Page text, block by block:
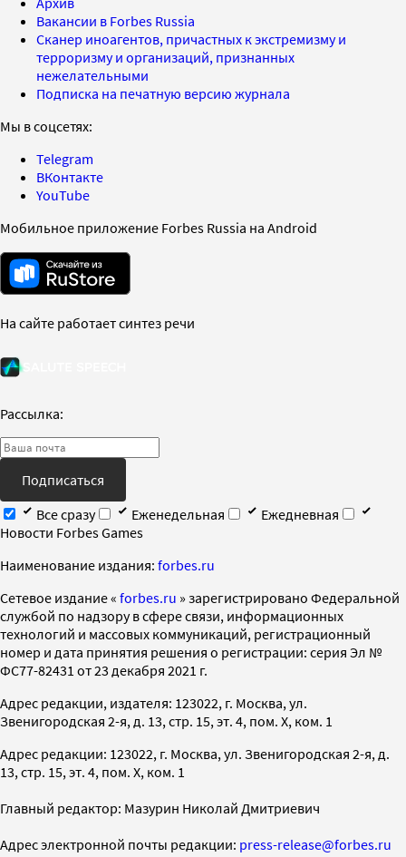
Вакансии в Forbes Russia
Сканер иноагентов, причастных к экстремизму и
терроризму и организаций, признанных
нежелательными
Подписка на печатную версию журнала
Мы в соцсетях:
Telegram
ВКонтакте
YouTube
Мобильное приложение Forbes Russia на Android
На сайте работает синтез речи
Рассылка:
Подписаться
Все сразу
Еженедельная
Ежедневная
Новости Forbes Games
Наименование издания: forbes.ru
Cетевое издание « forbes.ru » зарегистрировано Федеральной
службой по надзору в сфере связи, информационных
технологий и массовых коммуникаций, регистрационный
номер и дата принятия решения о регистрации: серия Эл №
ФС77-82431 от 23 декабря 2021 г.
Адрес редакции, издателя: 123022, г. Москва, ул.
Звенигородская 2-я, д. 13, стр. 15, эт. 4, пом. X, ком. 1
Адрес редакции: 123022, г. Москва, ул. Звенигородская 2-я, д.
13, стр. 15, эт. 4, пом. X, ком. 1
Главный редактор: Мазурин Николай Дмитриевич
Адрес электронной почты редакции: press-release@forbes.ru